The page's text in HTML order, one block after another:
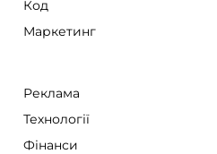
Код
Маркетинг
Реклама
Технології
Фінанси